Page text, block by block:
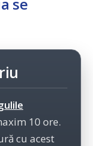
10 ore.
cu acest